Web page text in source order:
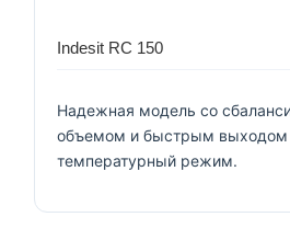
Indesit RC 150
Надежная модель со
объемом и быстрым выходом
температурный режим.